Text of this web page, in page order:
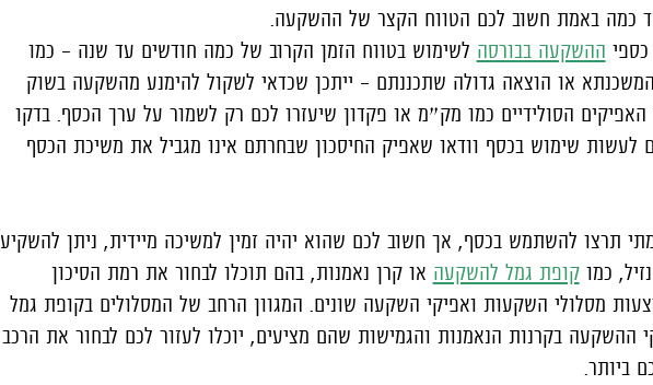
כמה באמת חשוב לכם הטווח הקצר של ההשקעה.
ההשקעה בבורסה לשימוש בטווח הזמן הקרוב של כמה חודשים עד שנה – כמו
או הוצאה גדולה שתכננתם – ייתכן שכדאי לשקול להימנע מהשקעה בשוק
הסולידיים כמו מק״מ או פקדון שיעזרו לכם רק לשמור על ערך הכסף. בדקו
לעשות שימוש בכסף וודאו שאפיק החיסכון שבחרתם אינו מגביל את משיכת הכסף
תרצו להשתמש בכסף, אך חשוב לכם שהוא יהיה זמין למשיכה מיידית, ניתן להשקיע
כמוקופת גמל להשקעה או קרן נאמנות, בהם תוכלו לבחור את רמת הסיכון
מסלולי השקעות ואפיקי השקעה שונים. המגוון הרחב של המסלולים בקופת גמל
בקרנות הנאמנות והגמישות שהם מציעים, יוכלו לעזור לכם לבחור את הרכב
ביותר.